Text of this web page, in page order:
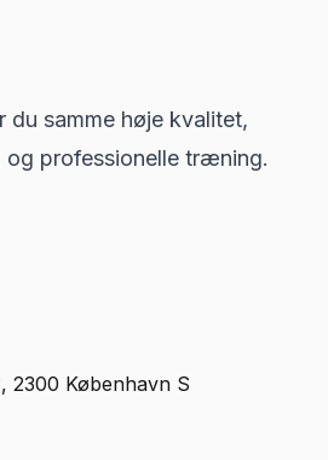
du samme høje kvalitet,
professionelle træning.
, 2300 København S